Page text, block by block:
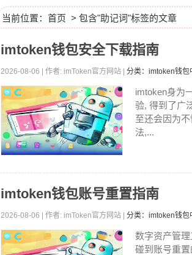
当前位置： 首页 > 包含"助记词"标签的文章
imtoken钱包安全下载指南
2026-08-06 | 作者: imToken官方网站 | 分类：imtoken钱包
imtoken身为
验, 得到了广
至还会因为
法,...
imtoken钱包账号重置指南
2026-08-06 | 作者: imToken官方网站 | 分类：imtoken钱包
数字资产管
碰到账号重